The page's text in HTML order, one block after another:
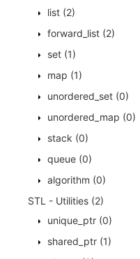
list (2)
forward_list (2)
set (1)
map (1)
unordered_set (0)
unordered_map (0)
stack (0)
queue (0)
algorithm (0)
STL - Utilities (2)
unique_ptr (0)
shared_ptr (1)